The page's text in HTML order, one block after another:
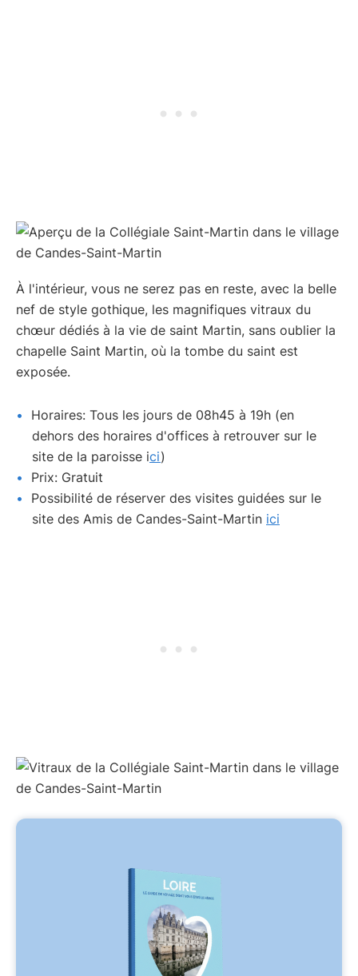
À l'intérieur, vous ne serez pas en reste, avec la belle
nef de style gothique, les magnifiques vitraux du
chœur dédiés à la vie de saint Martin, sans oublier la
chapelle Saint Martin, où la tombe du saint est
exposée.
Horaires: Tous les jours de 08h45 à 19h (en
dehors des horaires d'offices à retrouver sur le
site de la paroisse ici)
Prix: Gratuit
Possibilité de réserver des visites guidées sur le
site des Amis de Candes-Saint-Martin ici